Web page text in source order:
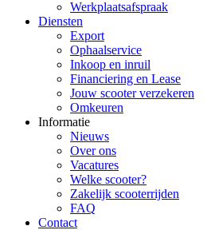
Werkplaatsafspraak
Diensten
Export
Ophaalservice
Inkoop en inruil
Financiering en Lease
Jouw scooter verzekeren
Omkeuren
Informatie
Nieuws
Over ons
Vacatures
Welke scooter?
Zakelijk scooterrijden
FAQ
Contact